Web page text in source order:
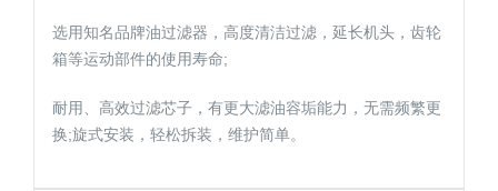
选用知名品牌油过滤器，高度清洁过滤，延长机头，齿轮
箱等运动部件的使用寿命;
耐用、高效过滤芯子，有更大滤油容垢能力，无需频繁更
换;旋式安装，轻松拆装，维护简单。